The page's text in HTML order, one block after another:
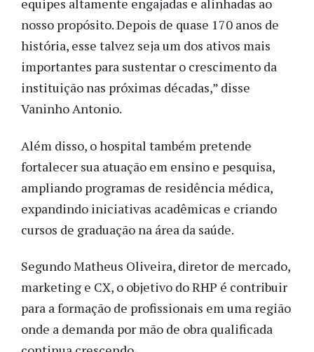
equipes altamente engajadas e alinhadas ao
nosso propósito. Depois de quase 170 anos de
história, esse talvez seja um dos ativos mais
importantes para sustentar o crescimento da
instituição nas próximas décadas,” disse
Vaninho Antonio.
Além disso, o hospital também pretende
fortalecer sua atuação em ensino e pesquisa,
ampliando programas de residência médica,
expandindo iniciativas acadêmicas e criando
cursos de graduação na área da saúde.
Segundo Matheus Oliveira, diretor de mercado,
marketing e CX, o objetivo do RHP é contribuir
para a formação de profissionais em uma região
onde a demanda por mão de obra qualificada